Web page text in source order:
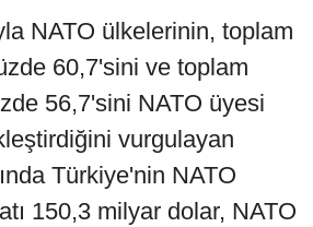
NATO ülkelerinin, toplam
60,7'sini ve toplam
56,7'sini NATO üyesi
vurgulayan
Türkiye'nin NATO
150,3 milyar dolar, NATO